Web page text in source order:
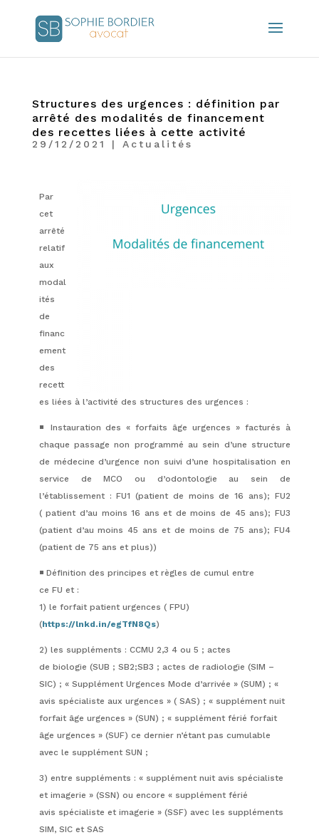
Structures des urgences : définition par
arrêté des modalités de financement
des recettes liées à cette activité
29/12/2021 | Actualités
Par
cet
arrêté
relatif
aux
modal
ités
de
financ
ement
des
recett
es liées à l’activité des structures des urgences :
◾️ Instauration des « forfaits âge urgences » facturés à
chaque passage non programmé au sein d’une structure
de médecine d’urgence non suivi d’une hospitalisation en
service de MCO ou d’odontologie au sein de
l’établissement : FU1 (patient de moins de 16 ans); FU2
( patient d’au moins 16 ans et de moins de 45 ans); FU3
(patient d’au moins 45 ans et de moins de 75 ans); FU4
(patient de 75 ans et plus))
◾️ Définition des principes et règles de cumul entre
ce FU et :
1) le forfait patient urgences ( FPU)
(https://lnkd.in/egTfN8Qs)
2) les suppléments : CCMU 2,3 4 ou 5 ; actes
de biologie (SUB ; SB2;SB3 ; actes de radiologie (SIM –
SIC) ; « Supplément Urgences Mode d’arrivée » (SUM) ; «
avis spécialiste aux urgences » ( SAS) ; « supplément nuit
forfait âge urgences » (SUN) ; « supplément férié forfait
âge urgences » (SUF) ce dernier n’étant pas cumulable
avec le supplément SUN ;
3) entre suppléments : « supplément nuit avis spécialiste
et imagerie » (SSN) ou encore « supplément férié
avis spécialiste et imagerie » (SSF) avec les suppléments
SIM, SIC et SAS